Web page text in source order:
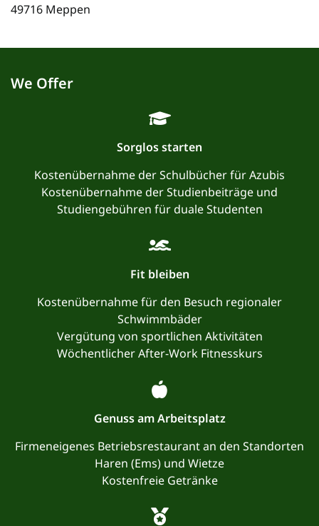
49716 Meppen
We Offer
Sorglos starten
Kostenübernahme der Schulbücher für Azubis
Kostenübernahme der Studienbeiträge und
Studiengebühren für duale Studenten
Fit bleiben
Kostenübernahme für den Besuch regionaler
Schwimmbäder
Vergütung von sportlichen Aktivitäten
Wöchentlicher After-Work Fitnesskurs
Genuss am Arbeitsplatz
Firmeneigenes Betriebsrestaurant an den Standorten
Haren (Ems) und Wietze
Kostenfreie Getränke